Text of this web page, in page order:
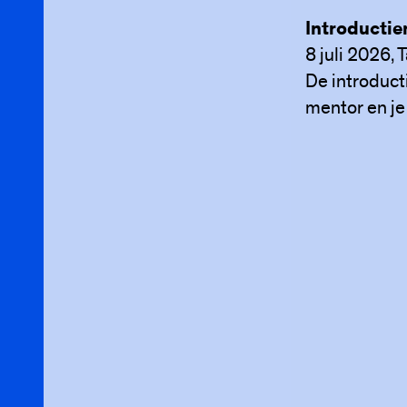
8 juli 2026,
De
mentor en